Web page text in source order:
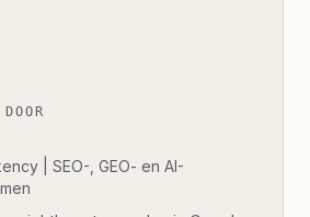
| SEO-, GEO- en AI-